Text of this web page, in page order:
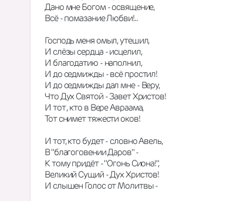
Дано мне Богом - освящение,
Всё - помазание Любви!..
Господь меня омыл, утешил,
И слёзы сердца - исцелил,
И благодатию - наполнил,
И до седмижды - всё простил!
И до седмижды дал мне - Веру,
Что Дух Святой - Завет Христов!
И тот , кто в Вере Авраама,
Тот снимет тяжести оков!
И тот, кто будет - словно Авель,
В "благоговении Даров" -
К тому придёт - "Огонь Сиона!",
Великий Сущий - Дух Христов!
И слышен Голос от Молитвы -